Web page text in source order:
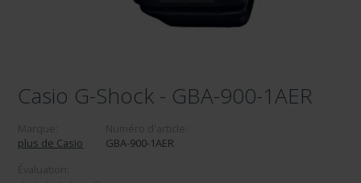
Casio G-Shock - GBA-900-1AER
plus de Casio
GBA-900-1AER